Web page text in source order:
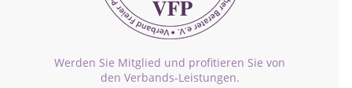
Werden Sie Mitglied und profitieren Sie von
den Verbands-Leistungen.